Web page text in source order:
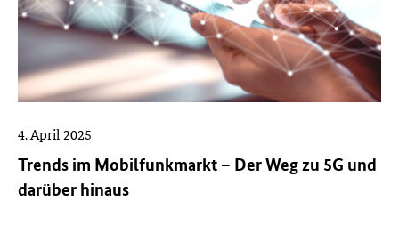
Trends im Mobilfunkmarkt – Der Weg zu 5G und
darüber hinaus
4. April 2025